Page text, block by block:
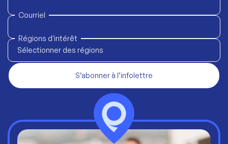
Courriel
Régions d'intérêt
Sélectionner des régions
S’abonner à l’infolettre